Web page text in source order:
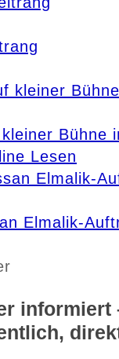
Bühne
Lesen
Elmalik-
informiert